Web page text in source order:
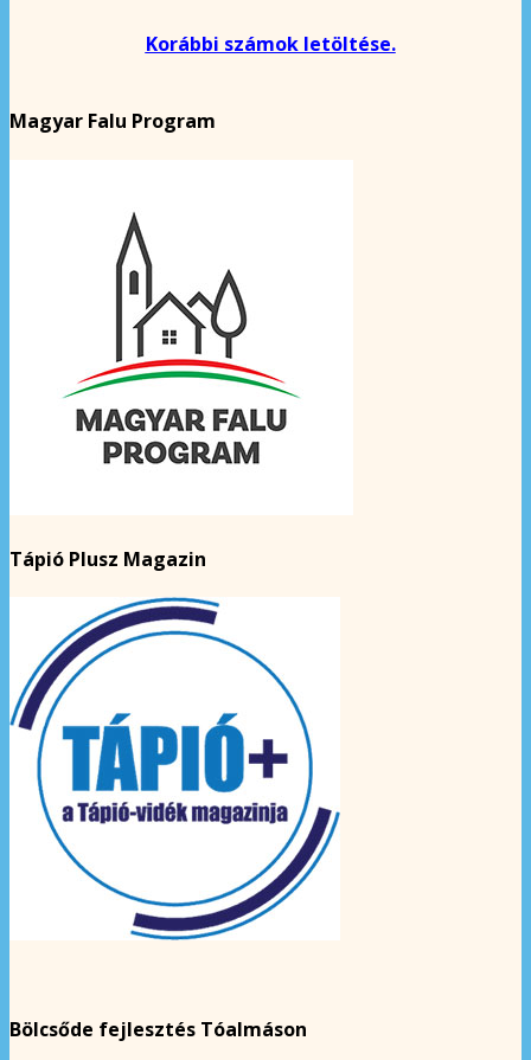
Korábbi számok letöltése.
Magyar Falu Program
Tápió Plusz Magazin
Bölcsőde fejlesztés Tóalmáson